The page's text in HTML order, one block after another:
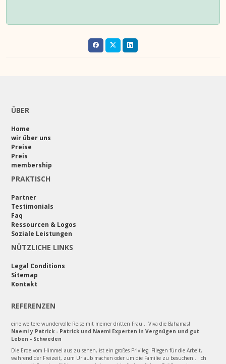
ÜBER
Home
wir über uns
Preise
Preis
membership
PRAKTISCH
Partner
Testimonials
Faq
Ressourcen & Logos
Soziale Leistungen
NÜTZLICHE LINKS
Legal Conditions
Sitemap
Kontakt
REFERENZEN
eine weitere wundervolle Reise mit meiner dritten Frau... Viva die Bahamas!
Naemi y Patrick - Patrick und Naemi Experten in Vergnügen und gut
Leben - Schweden
Die Erde vom Himmel aus zu sehen, ist ein großes Privileg. Fliegen für die Arbeit,
während der Freizeit, zum Urlaub machen oder um die Familie zu besuchen... Ich